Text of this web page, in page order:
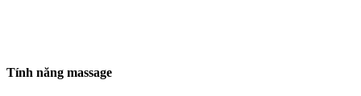
Tính năng massage